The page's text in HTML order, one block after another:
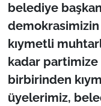
belediye
kıymetli
kadar
birbirinden
üyelerimiz,